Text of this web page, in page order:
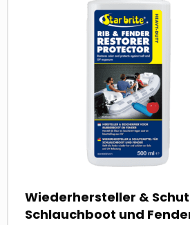
Wiederhersteller &
Schlauchboot und